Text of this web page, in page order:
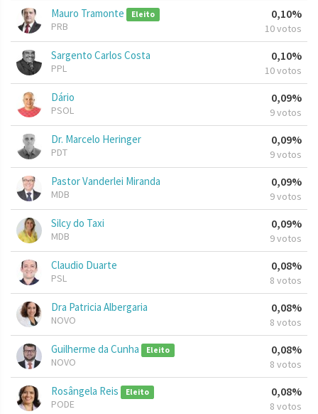
Mauro Tramonte Eleito
PRB
0,10%
10 votos
Sargento Carlos Costa
PPL
0,10%
10 votos
Dário
PSOL
0,09%
9 votos
Dr. Marcelo Heringer
PDT
0,09%
9 votos
Pastor Vanderlei Miranda
MDB
0,09%
9 votos
Silcy do Taxi
MDB
0,09%
9 votos
Claudio Duarte
PSL
0,08%
8 votos
Dra Patricia Albergaria
NOVO
0,08%
8 votos
Guilherme da Cunha Eleito
NOVO
0,08%
8 votos
Rosângela Reis Eleito
PODE
0,08%
8 votos